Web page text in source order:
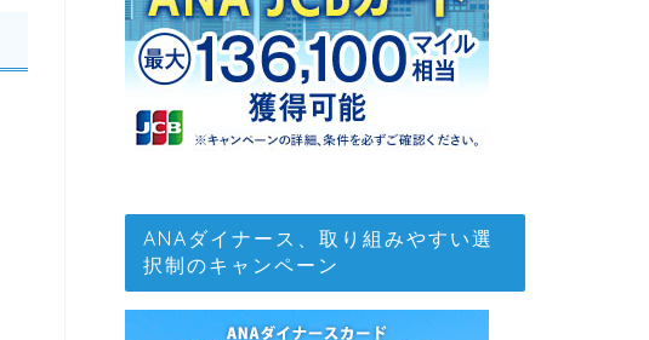
ANAダイナース、取り組みやすい選
択制のキャンペーン